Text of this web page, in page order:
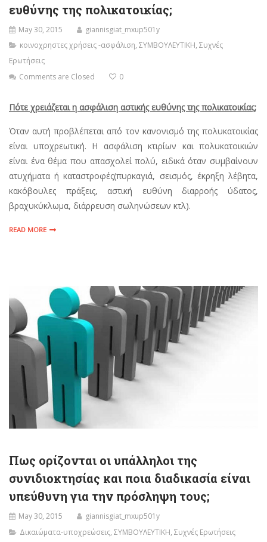
ευθύνης της πολικατοικίας;
May 30, 2015
giannisgiat_mxup501y
κοινοχρηστες χρήσεις -ασφάλιση, ΣΥΜΒΟΥΛΕΥΤΙΚΗ, Συχνές
Ερωτήσεις
Comments are Closed
0
Πότε χρειάζεται η ασφάλιση αστικής ευθύνης της πολικατοικίας;
Όταν αυτή προβλέπεται από τον κανονισμό της πολυκατοικίας
είναι υποχρεωτική. Η ασφάλιση κτιρίων και πολυκατοικιών
είναι ένα θέμα που απασχολεί πολύ, ειδικά όταν συμβαίνουν
ατυχήματα ή καταστροφές(πυρκαγιά, σεισμός, έκρηξη λέβητα,
κακόβουλες πράξεις, αστική ευθύνη διαρροής ύδατος,
βραχυκύκλωμα, διάρρευση σωληνώσεων κτλ).
READ MORE
Πως ορίζονται οι υπάλληλοι της
συνιδιοκτησίας και ποια διαδικασία είναι
υπεύθυνη για την πρόσληψη τους;
May 30, 2015
giannisgiat_mxup501y
Δικαιώματα-υποχρεώσεις, ΣΥΜΒΟΥΛΕΥΤΙΚΗ, Συχνές Ερωτήσεις